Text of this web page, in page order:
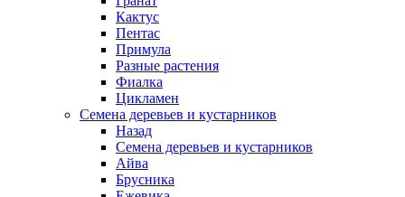
Кактус
Пентас
Примула
Разные растения
Фиалка
Цикламен
Семена деревьев и кустарников
Назад
Семена деревьев и кустарников
Айва
Брусника